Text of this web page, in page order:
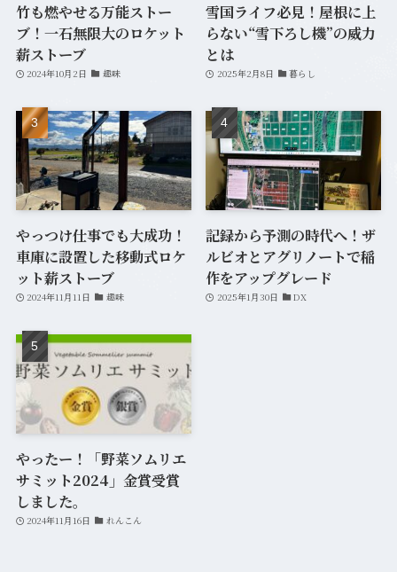
(2)
竹も燃やせる万能ストー
ブ！一石無限大のロケット
薪ストーブ
2024年10月2日 趣味
雪国ライフ必見！屋根に上
らない“雪下ろし機”の威力
とは
2025年2月8日 暮らし
やっつけ仕事でも大成功！
車庫に設置した移動式ロケ
ット薪ストーブ
2024年11月11日 趣味
記録から予測の時代へ！ザ
ルビオとアグリノートで稲
作をアップグレード
2025年1月30日 DX
やったー！「野菜ソムリエ
サミット2024」金賞受賞
しました。
2024年11月16日 れんこん